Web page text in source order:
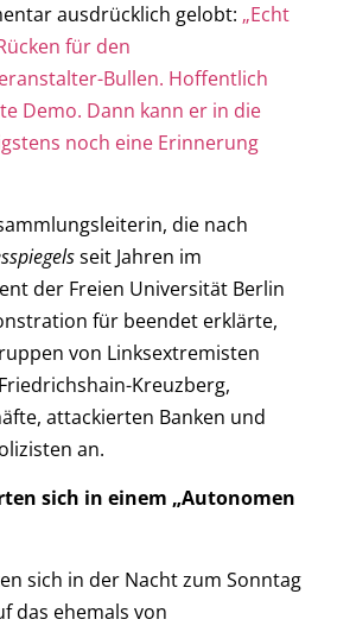
ausdrücklich gelobt: „Echt
für den
Bullen. Hoffentlich
Demo. Dann kann er in die
noch eine Erinnerung
die nach
seit Jahren im
der Freien Universität Berlin
für beendet erklärte,
von Linksextremisten
Kreuzberg,
attackierten Banken und
an.
sich in einem „Autonomen
sich in der Nacht zum Sonntag
das ehemals von